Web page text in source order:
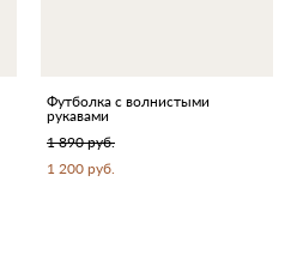
Футболка с волнистыми
рукавами
1 890 pуб.
1 200 pуб.